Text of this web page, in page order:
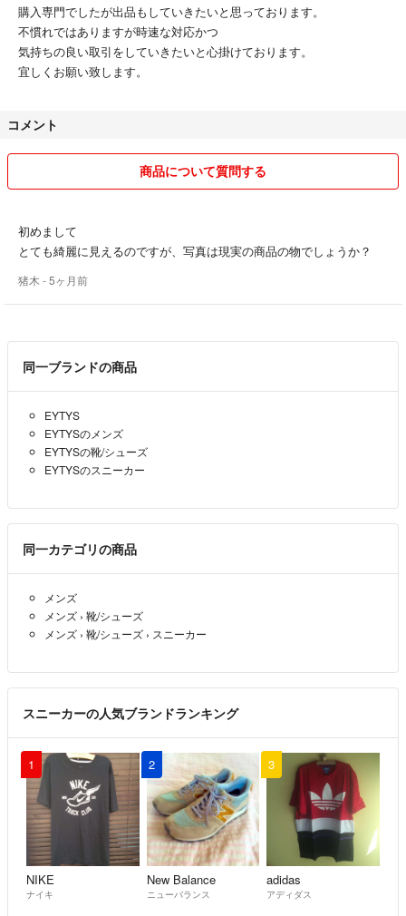
購入専門でしたが出品もしていきたいと思っております。
不慣れではありますが時速な対応かつ
気持ちの良い取引をしていきたいと心掛けております。
宜しくお願い致します。
コメント
商品について質問する
初めまして
とても綺麗に見えるのですが、写真は現実の商品の物でしょうか？
猪木 - 5ヶ月前
同一ブランドの商品
EYTYS
EYTYSのメンズ
EYTYSの靴/シューズ
EYTYSのスニーカー
同一カテゴリの商品
メンズ
メンズ › 靴/シューズ
メンズ › 靴/シューズ › スニーカー
スニーカーの人気ブランドランキング
1
NIKE
ナイキ
2
New Balance
ニューバランス
3
adidas
アディダス